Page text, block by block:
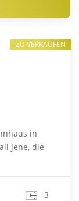
in
jene, die
3
ZU VERKAUFEN